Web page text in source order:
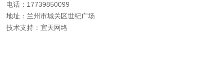
电话：17739850099
地址：兰州市城关区世纪广场
技术支持：宜天网络